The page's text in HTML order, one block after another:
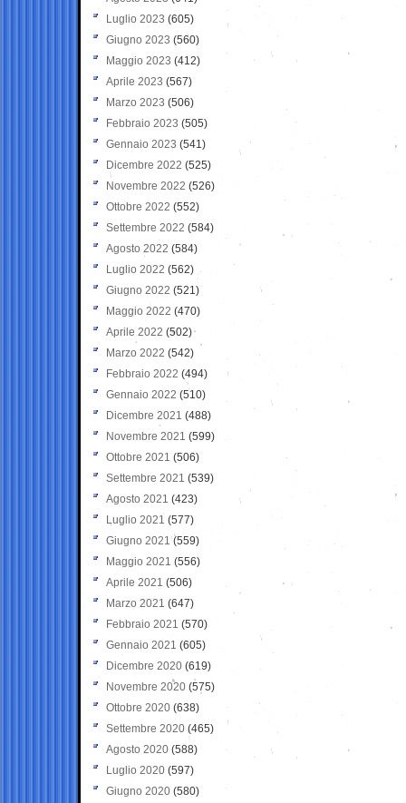
Luglio 2023 (605)
Giugno 2023 (560)
Maggio 2023 (412)
Aprile 2023 (567)
Marzo 2023 (506)
Febbraio 2023 (505)
Gennaio 2023 (541)
Dicembre 2022 (525)
Novembre 2022 (526)
Ottobre 2022 (552)
Settembre 2022 (584)
Agosto 2022 (584)
Luglio 2022 (562)
Giugno 2022 (521)
Maggio 2022 (470)
Aprile 2022 (502)
Marzo 2022 (542)
Febbraio 2022 (494)
Gennaio 2022 (510)
Dicembre 2021 (488)
Novembre 2021 (599)
Ottobre 2021 (506)
Settembre 2021 (539)
Agosto 2021 (423)
Luglio 2021 (577)
Giugno 2021(559)
Maggio 2021 (556)
Aprile 2021 (506)
Marzo 2021 (647)
Febbraio 2021 (570)
Gennaio 2021 (605)
Dicembre 2020 (619)
Novembre 2020 (575)
Ottobre 2020 (638)
Settembre 2020(465)
Agosto 2020 (588)
Luglio 2020 (597)
Giugno 2020 (580)